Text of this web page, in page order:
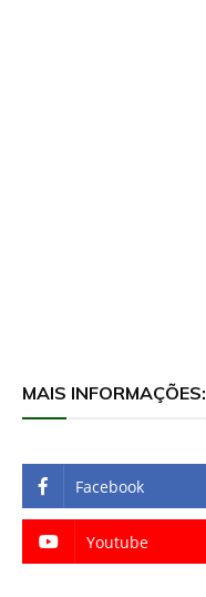
MAIS INFORMAÇÕES:
Facebook
Youtube